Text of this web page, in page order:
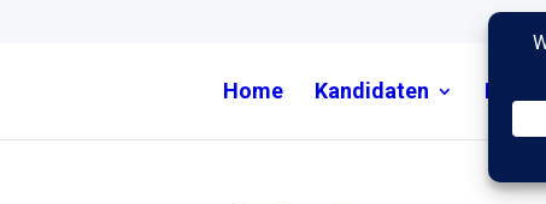
Home Kandidaten Nieuws